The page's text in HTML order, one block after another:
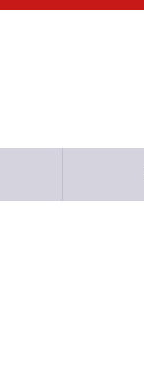
-